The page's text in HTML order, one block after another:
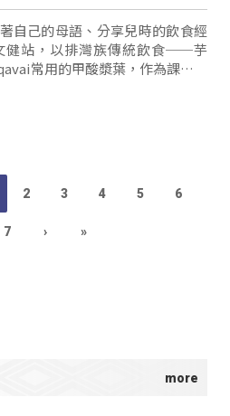
自己的母語、分享兒時的飲食經
健站，以排灣族傳統飲食──芋
常用的甲酸漿葉，作為課程主
，認識排灣族的傳統料理。 建
…
2 3 4 5 6
7 › »